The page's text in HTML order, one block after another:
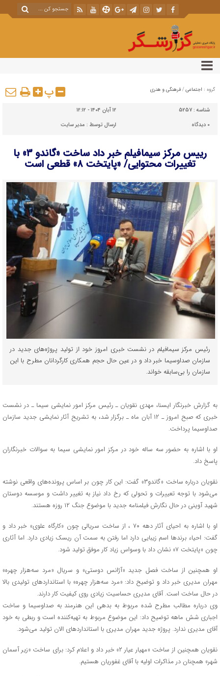
گروه : اجتماعی / فرهنگی و هنری پ
شناسه : 5257
۱۲ آبان ۱۴۰۴ - ۱۲:۱۲
۰ دیدگاه ارسال توسط : مدیر سایت
رییس مرکز سیمافیلم خبر داد ساخت «گاندو ۳» با
تغییرات محتوایی/ «پایتخت ۸» قطعی است
رئیس مرکز سیمافیلم در نشست خبری امروز خود از تولید پروژه‌های جدید در
سازمان صداوسیما خبر داد و در عین حال حجم همکاری کارگردانان مطرح با این
سازمان را بی‌سابقه خواند.
به گزارش خبرنگار ایسنا، مهدی نقویان ـ رئیس مرکز امور نمایشی سیما ـ در نشست
خبری که صبح امروز ـ ۱۲ آبان ماه ـ برگزار شد، به تشریح آثار نمایشی جدید سازمان
صداوسیما پرداخت.
او با اشاره به حضور سه ساله خود در مرکز امور نمایشی سیما به سوالات خبرنگاران
پاسخ داد.
نقویان درباره ساخت «گاندو۳» گفت: این کار چون بر اساس پرونده‌های واقعی نوشته
می‌شود با توجه تعییرات و تحولی که رخ داد نیاز به تغییر داشت و موسسه دوستان
شهید آوینی در حال نگارش فیلمنامه جدید با موضوع جنگ ۱۲ روزه هستند.
او با اشاره به احیای آثار دهه ۷۰ ، از ساخت سریالی چون «کارگاه علوی» خبر داد و
گفت: احیاء برندها اسم زیبایی دارد اما رفتن به سمت آن ریسک زیادی دارد. اما آثاری
چون «پایتخت ۷» نشان داد با وسواس زیاد کار موفق تولید شود.
او همچنین از ساخت فصل جدید «آژانس دوستی» و سریال «مرد سه‌هزار چهره»
مهران مدیری خبر داد و توضیح داد: «مرد سه‌هزار چهره» با استانداردهای تولیدی بالا
در حال ساخت است. آقای مدیری حساسیت زیادی روی کیفیت کار دارند.
وی درباره مطالب مطرح شده مربوط به بدهی این هنرمند به صداوسیما و ساخت
اجباری شش ماهه توضیح داد: این موضوع مربوط به تهیه‌کننده است و ربطی به خود
آقای مدیری ندارد. پروژه جدید مهران مدیری با استانداردهای الان تولید می‌شود.
نقویان همچنین از ساخت «مهیار عیار ۲» خبر داد و اعلام کرد: برای ساخت «زیر آسمان
شهر» همچنان در مذاکرات اولیه با آقای غفوریان هستیم.